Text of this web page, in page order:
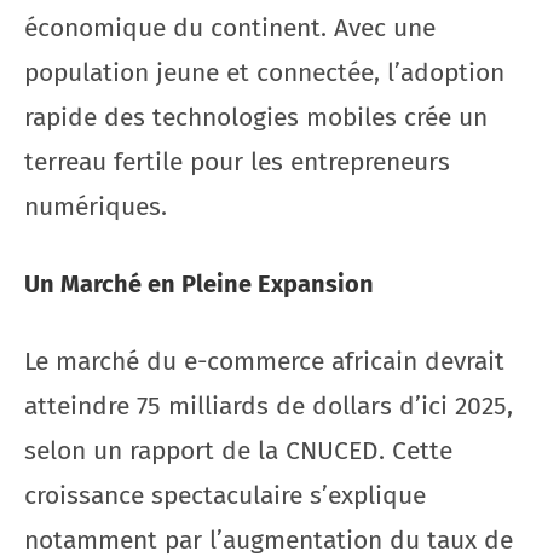
économique du continent. Avec une
population jeune et connectée, l’adoption
rapide des technologies mobiles crée un
terreau fertile pour les entrepreneurs
numériques.
Un Marché en Pleine Expansion
Le marché du e-commerce africain devrait
atteindre 75 milliards de dollars d’ici 2025,
selon un rapport de la CNUCED. Cette
croissance spectaculaire s’explique
notamment par l’augmentation du taux de